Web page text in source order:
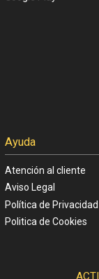
Ayuda
Atención al cliente
Aviso Legal
Política de Privacidad
Politica de Cookies